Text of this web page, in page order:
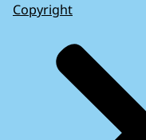
Copyright